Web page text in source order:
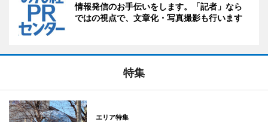
情報発信のお手伝いをします。「記者」なら
ではの視点で、文章化・写真撮影も行います
特集
エリア特集